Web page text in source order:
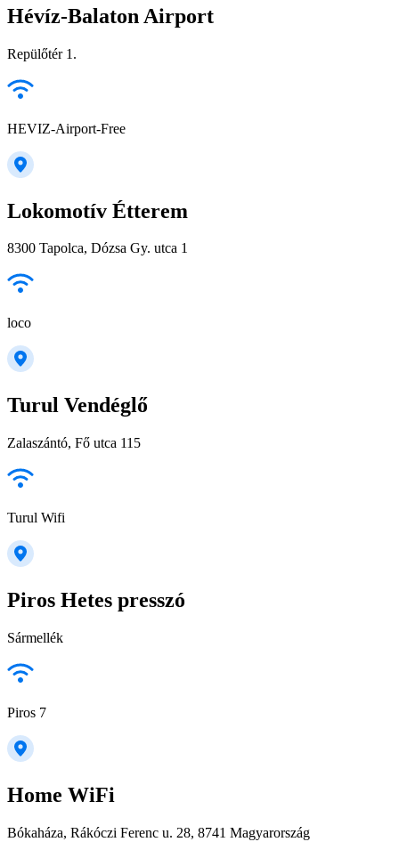
Hévíz-Balaton Airport
Repülőtér 1.
HEVIZ-Airport-Free
Lokomotív Étterem
8300 Tapolca, Dózsa Gy. utca 1
loco
Turul Vendéglő
Zalaszántó, Fő utca 115
Turul Wifi
Piros Hetes presszó
Sármellék
Piros 7
Home WiFi
Bókaháza, Rákóczi Ferenc u. 28, 8741 Magyarország